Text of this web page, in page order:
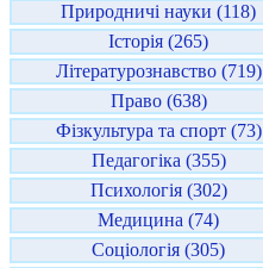
Природничі науки (118)
Історія (265)
Літературознавство (719)
Право (638)
Фізкультура та спорт (73)
Педагогіка (355)
Психологія (302)
Медицина (74)
Соціологія (305)